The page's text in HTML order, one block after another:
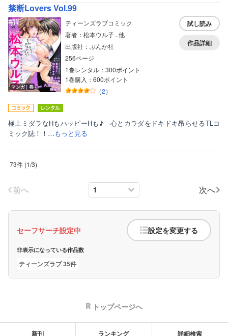
禁断Lovers Vol.99
マンガ｜巻
ティーンズラブコミック
著者：松本ウル子...他
出版社：ぶんか社
256ページ
1巻レンタル：300ポイント
1巻購入：600ポイント
（2）
試し読み
作品詳細
極上ミダラなHもハッピーHも♪ 心とカラダをドキドキ昂らせるTLコ
ミック誌！！…もっと見る
73件 (1/3)
前へ 次へ
セーフサーチ設定中 設定を変更する
非表示になっている作品数
ティーンズラブ 35件
トップページへ
新刊 ランキング 詳細検索